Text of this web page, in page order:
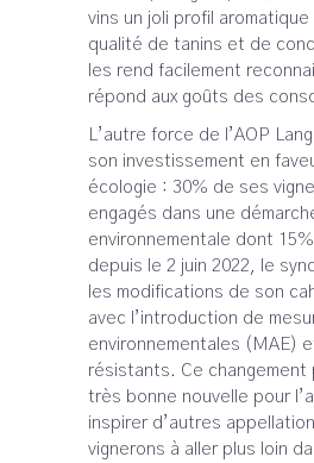
vins un joli profil
qualité de tanins et de
les rend facilement
répond aux goûts des
L’autre force de l’AOP
son investissement en
écologie : 30% de ses
engagés dans une
environnementale dont
depuis le 2 juin 2022, le
les modifications de son
avec l’introduction de
environnementales (MAE)
résistants. Ce changement
très bonne nouvelle pour
inspirer d’autres
vignerons à aller plus loin